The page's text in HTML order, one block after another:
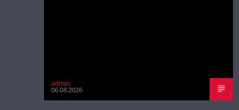
admin
06.08.2026